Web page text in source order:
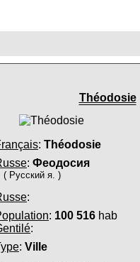
Théodosie
: Théodosie
: Феодосия
( Русский я. )
:
: 100 516 hab
:
: Ville